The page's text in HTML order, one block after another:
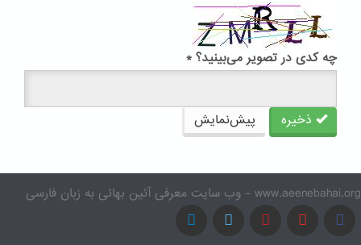
چه کدی در تصویر می‌بینید؟ *
ذخیره پیش‌نمایش
www.aeenebahai.org - وب سایت معرفی آئین بهائی به زبان فارسی